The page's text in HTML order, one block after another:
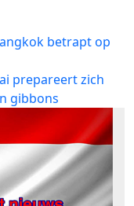
betrapt op
prepareert zich
gibbons